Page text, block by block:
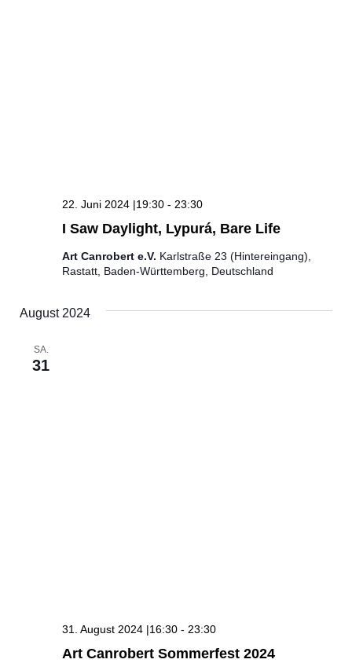
I Saw Daylight, Lypurá, Bare Life
22. Juni 2024 |19:30 - 23:30
Art Canrobert e.V. Karlstraße 23 (Hintereingang),
Rastatt, Baden-Württemberg, Deutschland
August 2024
SA.
31
Art Canrobert Sommerfest 2024
31. August 2024 |16:30 - 23:30